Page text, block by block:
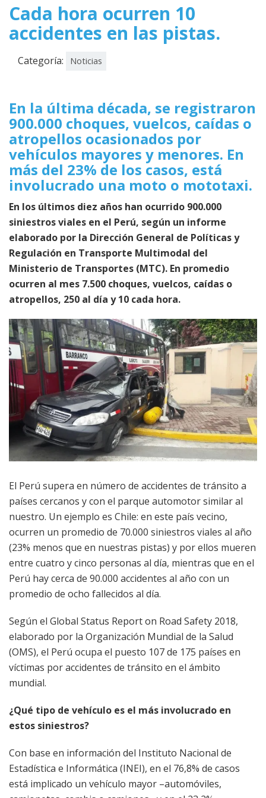
Cada hora ocurren 10
accidentes en las pistas.
Categoría: Noticias
En la última década, se registraron
900.000 choques, vuelcos, caídas o
atropellos ocasionados por
vehículos mayores y menores. En
más del 23% de los casos, está
involucrado una moto o mototaxi.
En los últimos diez años han ocurrido 900.000
siniestros viales en el Perú, según un informe
elaborado por la Dirección General de Políticas y
Regulación en Transporte Multimodal del
Ministerio de Transportes (MTC). En promedio
ocurren al mes 7.500 choques, vuelcos, caídas o
atropellos, 250 al día y 10 cada hora.
El Perú supera en número de accidentes de tránsito a
países cercanos y con el parque automotor similar al
nuestro. Un ejemplo es Chile: en este país vecino,
ocurren un promedio de 70.000 siniestros viales al año
(23% menos que en nuestras pistas) y por ellos mueren
entre cuatro y cinco personas al día, mientras que en el
Perú hay cerca de 90.000 accidentes al año con un
promedio de ocho fallecidos al día.
Según el Global Status Report on Road Safety 2018,
elaborado por la Organización Mundial de la Salud
(OMS), el Perú ocupa el puesto 107 de 175 países en
víctimas por accidentes de tránsito en el ámbito
mundial.
¿Qué tipo de vehículo es el más involucrado en
estos siniestros?
Con base en información del Instituto Nacional de
Estadística e Informática (INEI), en el 76,8% de casos
está implicado un vehículo mayor –automóviles,